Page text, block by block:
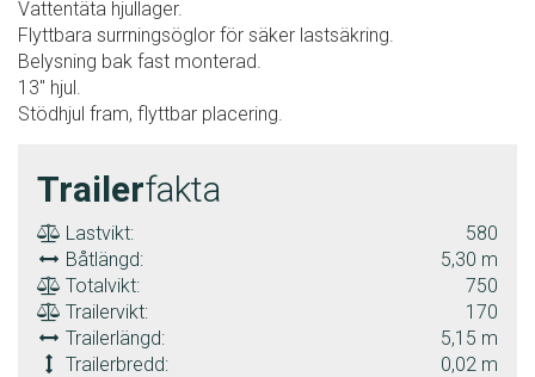
Vattentäta hjullager.
Flyttbara surrningsöglor för säker lastsäkring.
Belysning bak fast monterad.
13" hjul.
Stödhjul fram, flyttbar placering.
Trailerfakta
Lastvikt:
580
Båtlängd:
5,30 m
Totalvikt:
750
Trailervikt:
170
Trailerlängd:
5,15 m
Trailerbredd:
0,02 m